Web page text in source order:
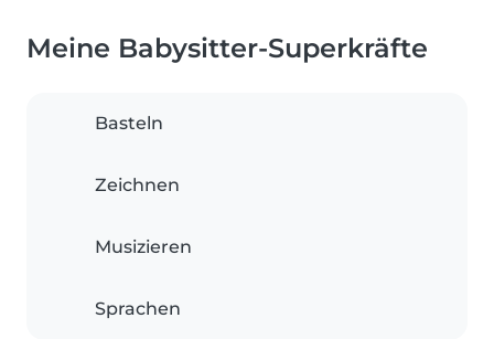
Meine Babysitter-Superkräfte
Basteln
Zeichnen
Musizieren
Sprachen